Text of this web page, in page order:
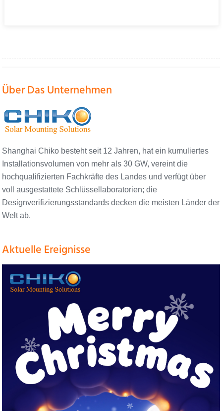
Über Das Unternehmen
Shanghai Chiko besteht seit 12 Jahren, hat ein kumuliertes
Installationsvolumen von mehr als 30 GW, vereint die
hochqualifizierten Fachkräfte des Landes und verfügt über
voll ausgestattete Schlüssellaboratorien; die
Designverifizierungsstandards decken die meisten Länder der
Welt ab.
Aktuelle Ereignisse